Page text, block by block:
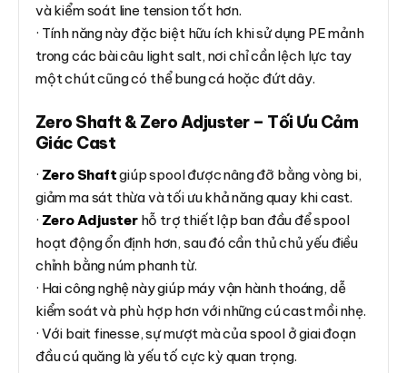
và kiểm soát line tension tốt hơn.
· Tính năng này đặc biệt hữu ích khi sử dụng PE mảnh
trong các bài câu light salt, nơi chỉ cần lệch lực tay
một chút cũng có thể bung cá hoặc đứt dây.
Zero Shaft & Zero Adjuster – Tối Ưu Cảm
Giác Cast
· Zero Shaftgiúp spool được nâng đỡ bằng vòng bi,
giảm ma sát thừa và tối ưu khả năng quay khi cast.
· Zero Adjusterhỗ trợ thiết lập ban đầu để spool
hoạt động ổn định hơn, sau đó cần thủ chủ yếu điều
chỉnh bằng núm phanh từ.
· Hai công nghệ này giúp máy vận hành thoáng, dễ
kiểm soát và phù hợp hơn với những cú cast mồi nhẹ.
· Với bait finesse, sự mượt mà của spool ở giai đoạn
đầu cú quăng là yếu tố cực kỳ quan trọng.